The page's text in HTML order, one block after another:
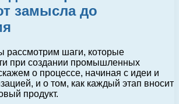
замысла до
рассмотрим шаги, которые
при создании промышленных
о процессе, начиная с идеи и
и о том, как каждый этап вносит
продукт.